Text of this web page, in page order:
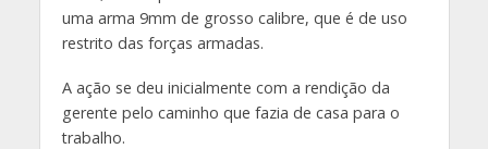
uma arma 9mm de grosso calibre, que é de uso
restrito das forças armadas.
A ação se deu inicialmente com a rendição da
gerente pelo caminho que fazia de casa para o
trabalho.